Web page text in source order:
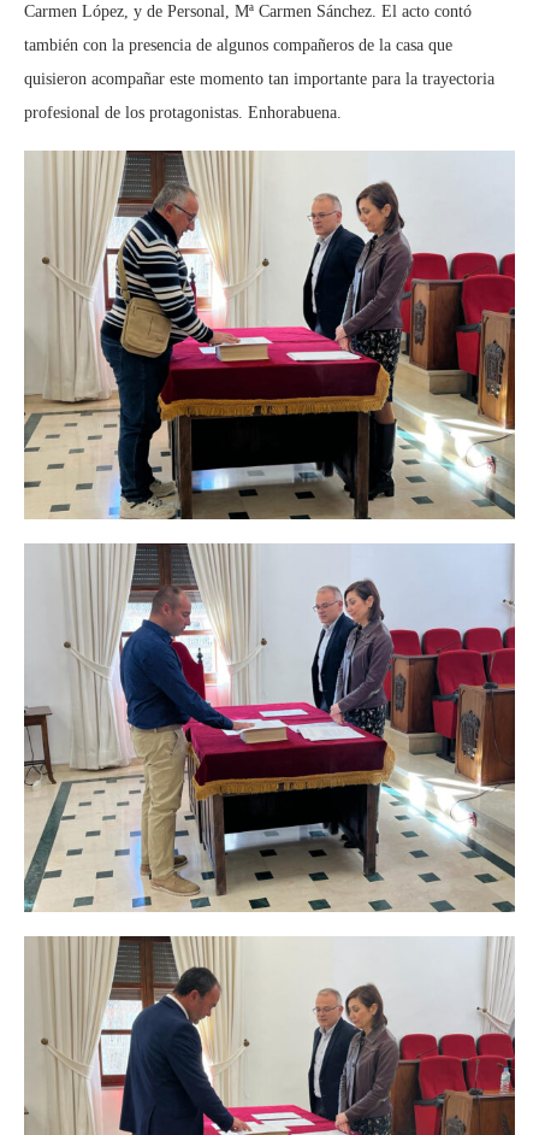
Carmen López, y de Personal, Mª Carmen Sánchez. El acto contó
también con la presencia de algunos compañeros de la casa que
quisieron acompañar este momento tan importante para la trayectoria
profesional de los protagonistas. Enhorabuena.